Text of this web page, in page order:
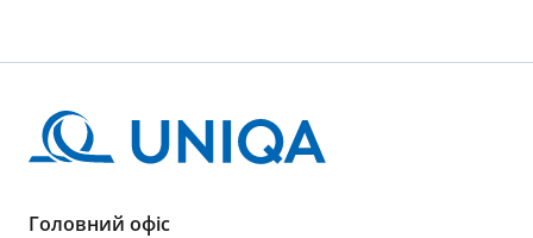
Головний офіс